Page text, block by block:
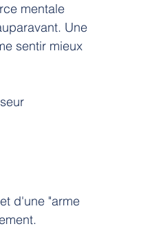
mentale
Une
sentir mieux
d'une "arme